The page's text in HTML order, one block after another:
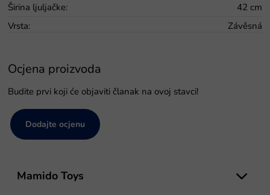
Širina ljuljačke:
42 cm
Vrsta: Závěsná
Ocjena proizvoda
Budite prvi koji će objaviti članak na ovoj stavci!
Dodajte ocjenu
Mamido Toys